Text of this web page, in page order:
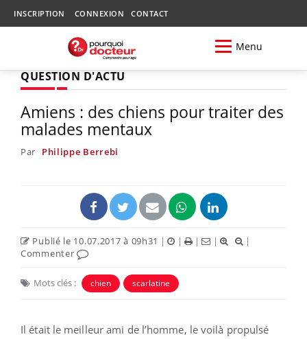
INSCRIPTION CONNEXION CONTACT
Menu
QUESTION D'ACTU
Amiens : des chiens pour traiter des
malades mentaux
Par Philippe Berrebi
Publié le 10.07.2017 à 09h31 | | | |
|
Commenter
Mots clés : chien scarlatine
Il était le meilleur ami de l’homme, le voilà propulsé